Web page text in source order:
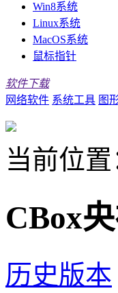
Win8系统
Linux系统
MacOS系统
鼠标指针
软件下载
网络软件 系统工具 图
当前位置
CBox
历史版本